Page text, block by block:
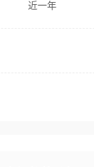
近一年